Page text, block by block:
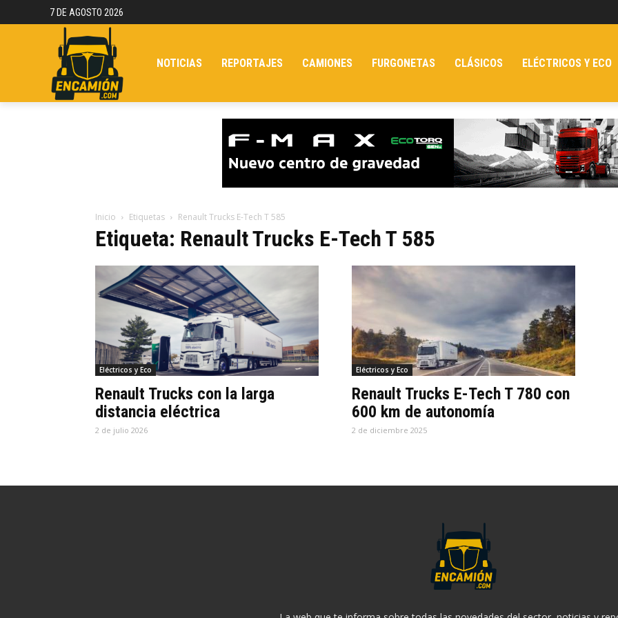
7 DE AGOSTO 2026
NOTICIAS REPORTAJES CAMIONES FURGONETAS CLÁSICOS ELÉCTRICOS Y ECO
Inicio Etiquetas Renault Trucks E-Tech T 585
Etiqueta: Renault Trucks E-Tech T 585
Eléctricos y Eco
Renault Trucks con la larga
distancia eléctrica
2 de julio 2026
Eléctricos y Eco
Renault Trucks E-Tech T 780 con
600 km de autonomía
2 de diciembre 2025